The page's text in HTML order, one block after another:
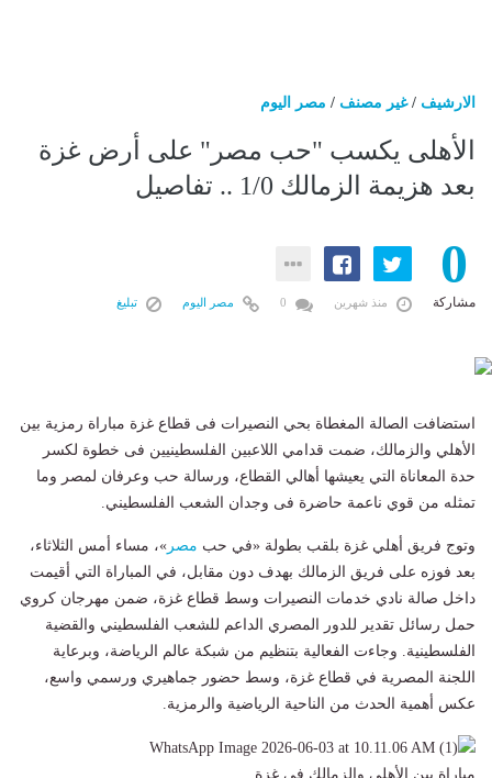
الارشيف /غير مصنف / مصر اليوم
الأهلى يكسب "حب مصر" على أرض غزة
بعد هزيمة الزمالك 1/0 .. تفاصيل
0
مشاركة منذ شهرين مصر اليوم تبليغ
استضافت الصالة المغطاة بحي النصيرات فى قطاع غزة مباراة رمزية بين
الأهلي والزمالك، ضمت قدامي اللاعبين الفلسطينيين فى خطوة لكسر
حدة المعاناة التي يعيشها أهالي القطاع، ورسالة حب وعرفان لمصر وما
تمثله من قوي ناعمة حاضرة فى وجدان الشعب الفلسطيني.
وتوج فريق أهلي غزة بلقب بطولة «في حب مصر »، مساء أمس الثلاثاء،
بعد فوزه على فريق الزمالك بهدف دون مقابل، في المباراة التي أقيمت
داخل صالة نادي خدمات النصيرات وسط قطاع غزة، ضمن مهرجان كروي
حمل رسائل تقدير للدور المصري الداعم للشعب الفلسطيني والقضية
الفلسطينية. وجاءت الفعالية بتنظيم من شبكة عالم الرياضة، وبرعاية
اللجنة المصرية في قطاع غزة، وسط حضور جماهيري ورسمي واسع،
عكس أهمية الحدث من الناحية الرياضية والرمزية.
مباراة بين الأهلي والزمالك في غزة